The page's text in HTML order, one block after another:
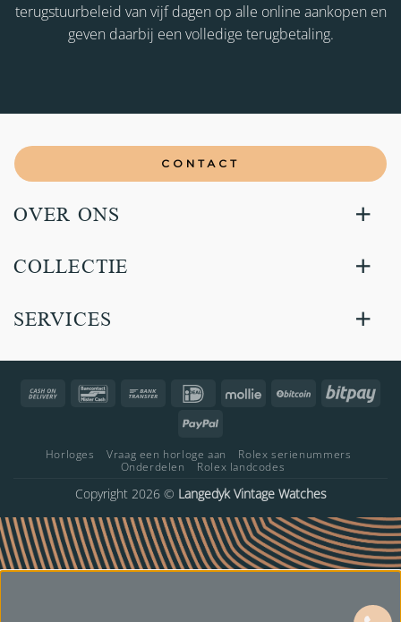
terugstuurbeleid van vijf dagen op alle online aankopen en
geven daarbij een volledige terugbetaling.
CONTACT
OVER ONS
COLLECTIE
SERVICES
Cash
Bancontact Bank
IDeal Mollie BitCoin
PayPal
Horloges Vraag een horloge aan
Rolex serienummers
Onderdelen
Rolex landcodes
Copyright 2026 © Langedyk Vintage Watches